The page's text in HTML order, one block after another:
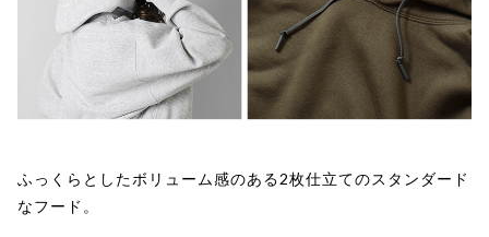
ふっくらとしたボリューム感のある2枚仕立てのスタンダード
なフード。